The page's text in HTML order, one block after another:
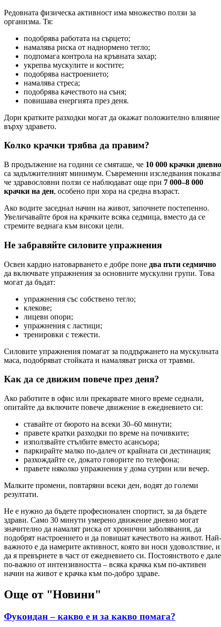
Редовната физическа активност има множество ползи за
организма. Тя:
подобрява работата на сърцето;
намалява риска от наднормено тегло;
подпомага контрола на кръвната захар;
укрепва мускулите и костите;
подобрява настроението;
намалява стреса;
подобрява качеството на съня;
повишава енергията през деня.
Дори кратките разходки могат да окажат положително влияние
върху здравето.
Колко крачки трябва да правим?
В продължение на години се смяташе, че 10 000 крачки дневно
са задължителният минимум. Съвременни изследвания
че здравословни ползи се наблюдават още при 7 000–8 000
крачки на ден, особено при хора на средна възраст.
Ако водите заседнал начин на живот, започнете постепенно.
Увеличавайте броя на крачките всяка седмица, вместо да се
стремите веднага към високи цели.
Не забравяйте силовите упражнения
Освен кардио натоварването е добре поне два пъти седмично
да включвате упражнения за основните мускулни групи. Това
могат да бъдат:
упражнения със собствено тегло;
клекове;
лицеви опори;
упражнения с ластици;
тренировки с тежести.
Силовите упражнения помагат за поддържането на мускулната
маса, подобряват стойката и намаляват риска от травми.
Как да се движим повече през деня?
Ако работите в офис или прекарвате много време седнали,
опитайте да включите повече движение в ежедневието си:
ставайте от бюрото на всеки 30–60 минути;
правете кратки разходки по време на почивките;
използвайте стълбите вместо асансьора;
паркирайте малко по-далеч от крайната си дестинация;
разхождайте се, докато говорите по телефона;
правете няколко упражнения у дома сутрин или вечер.
Малките промени, повтаряни всеки ден, водят до големи
резултати.
Не е нужно да бъдете професионален спортист, за да бъдете
здрави. Само 30 минути умерено движение дневно могат
значително да намалят риска от хронични заболявания, да
подобрят настроението и да повишат качеството на живот. Най-
важното е да намерите активност, която ви носи удоволствие, и
да я превърнете в част от ежедневието си. Постоянството е
по-важно от интензивността – всяка крачка към по-активен
начин на живот е крачка към по-добро здраве.
Още от "Новини"
Фукоидан – какво е и за какво помага?